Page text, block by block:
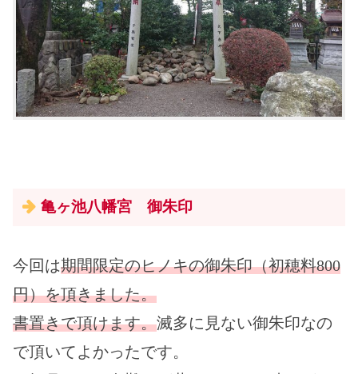
亀ヶ池八幡宮 御朱印
今回は期間限定のヒノキの御朱印（初穂料800
円）を頂きました。
書置きで頂けます。滅多に見ない御朱印なの
で頂いてよかったです。